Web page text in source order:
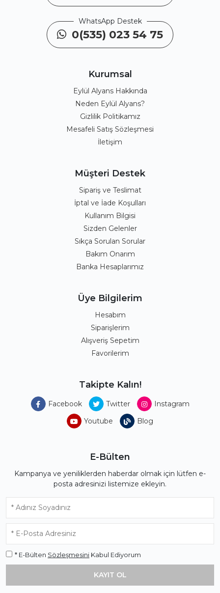
WhatsApp Destek
0(535) 023 54 75
Kurumsal
Eylül Alyans Hakkında
Neden Eylül Alyans?
Gizlilik Politikamız
Mesafeli Satış Sözleşmesi
İletişim
Müşteri Destek
Sipariş ve Teslimat
İptal ve İade Koşulları
Kullanım Bilgisi
Sizden Gelenler
Sıkça Sorulan Sorular
Bakım Onarım
Banka Hesaplarımız
Üye Bilgilerim
Hesabım
Siparişlerim
Alışveriş Sepetim
Favorilerim
Takipte Kalın!
Facebook Twitter
Instagram
Youtube
Blog
E-Bülten
Kampanya ve yeniliklerden haberdar olmak için lütfen e-
posta adresinizi listemize ekleyin.
* E-Bülten Sözleşmesini Kabul Ediyorum